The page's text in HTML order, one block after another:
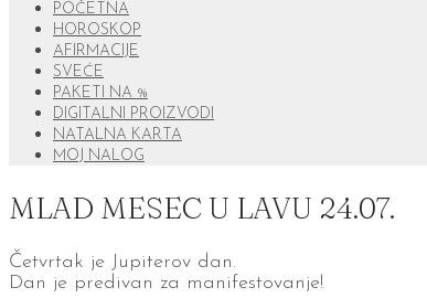
POČETNA
HOROSKOP
AFIRMACIJE
SVEĆE
PAKETI NA %
DIGITALNI PROIZVODI
NATALNA KARTA
MOJ NALOG
MLAD MESEC U LAVU 24.07.
Četvrtak je Jupiterov dan.
Dan je predivan za manifestovanje!